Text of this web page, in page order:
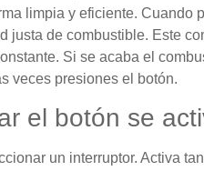
limpia y eficiente. Cuando
justa de combustible. Este
Si se acaba el
veces presiones el botón.
el botón se
un interruptor. Activa